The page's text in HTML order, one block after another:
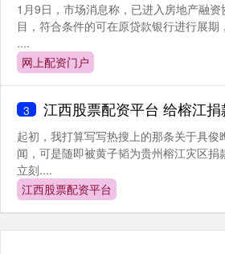
1月9日，市场消息称，已进入房地产融资
目，符合条件的可在原贷款银行进行展期
....
网上配资门户
3 江西股票配资平台 给榕江捐款500万的黄子韬，连徐艺洋电话
起初，我打算写写热搜上的那条关于具俊
闻，可是随即被黄子韬为贵州榕江灾区捐
立刻....
江西股票配资平台